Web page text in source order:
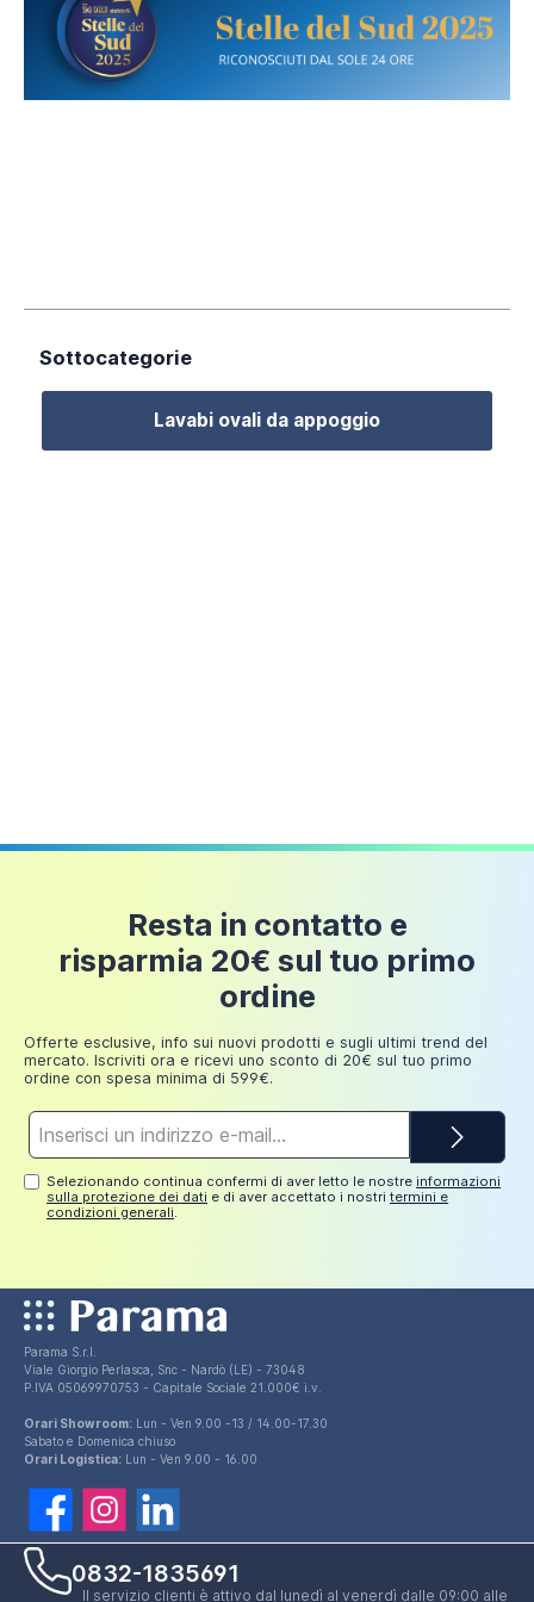
Costi di spedizione
Importo
Ordine
Spedizione
Fino a
Fino a
24 euro
Sottocategorie
Lavabi ovali da appoggio
Resta in contatto e
risparmia 20€ sul tuo primo
ordine
Offerte esclusive, info sui nuovi prodotti e sugli ultimi trend del
mercato. Iscriviti ora e ricevi uno sconto di 20€ sul tuo primo
ordine con spesa minima di 599€.
e-
Selezionando continua confermi di aver letto le nostreinformazioni
sulla protezione dei dati e di aver accettato i nostritermini e
condizioni generali.
Parama S.r.l.
Viale Giorgio Perlasca, Snc - Nardò (LE) - 73048
P.IVA 05069970753 - Capitale Sociale 21.000€ i.v.
Orari Showroom: Lun - Ven 9.00 -13 / 14.00-17.30
Sabato e Domenica chiuso
Orari Logistica: Lun - Ven 9.00 - 16.00
0832-1835691
Il servizio clienti è attivo dal lunedì al venerdì dalle 09:00 alle